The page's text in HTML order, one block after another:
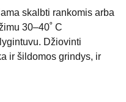
skalbti rankomis arba
30–40˚ C
Džiovinti
ir šildomos grindys, ir